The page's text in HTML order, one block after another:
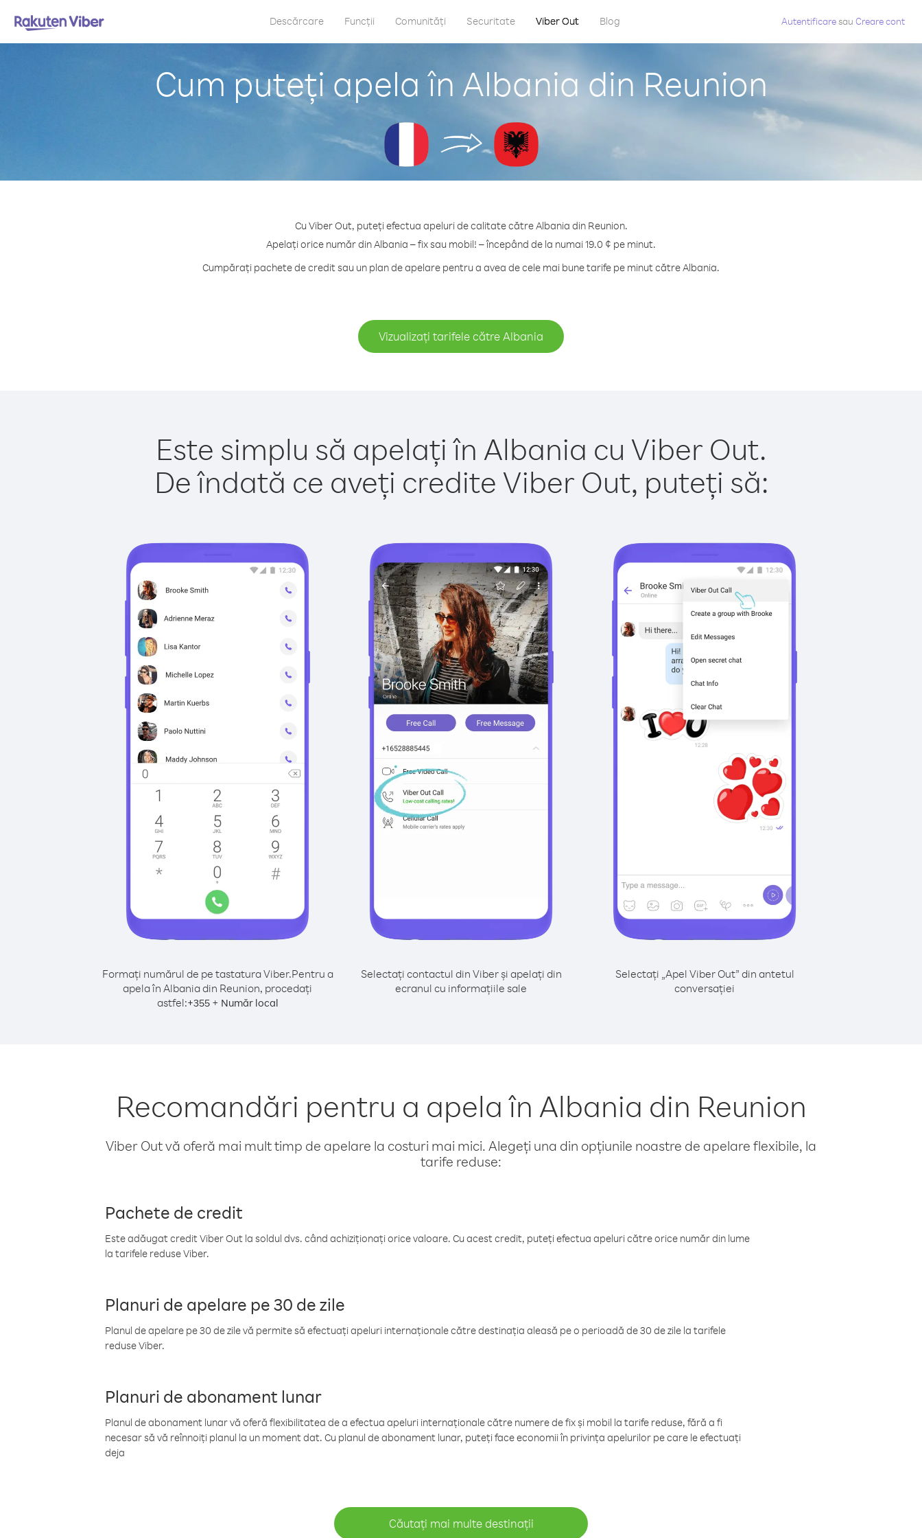
Descărcare Funcții Comunități Securitate Viber Out Blog Autentificaresau Creare cont
Cum puteți apela în Albania din Reunion
Cu Viber Out, puteți efectua apeluri de calitate către Albania din Reunion.
Apelați orice număr din Albania – fix sau mobil! – începând de la numai 19.0 ¢ pe minut.
Cumpărați pachete de credit sau un plan de apelare pentru a avea de cele mai bune tarife pe minut către Albania.
Vizualizați tarifele către Albania
Este simplu să apelați în Albania cu Viber Out.
De îndată ce aveți credite Viber Out, puteți să:
Formați numărul de pe tastatura Viber.Pentru a
apela în Albania din Reunion, procedați
astfel:+355+ Număr local
Selectați contactul din Viber și apelați din
ecranul cu informațiile sale
Selectați „Apel Viber Out” din antetul
conversației
Recomandări pentru a apela în Albania din Reunion
Viber Out vă oferă mai mult timp de apelare la costuri mai mici. Alegeți una din opțiunile noastre de apelare flexibile, la
tarife reduse:
Pachete de credit
Este adăugat credit Viber Out la soldul dvs. când achiziționați orice valoare. Cu acest credit, puteți efectua apeluri către orice număr din lume
la tarifele reduse Viber.
Planuri de apelare pe 30 de zile
Planul de apelare pe 30 de zile vă permite să efectuați apeluri internaționale către destinația aleasă pe o perioadă de 30 de zile la tarifele
reduse Viber.
Planuri de abonament lunar
Planul de abonament lunar vă oferă flexibilitatea de a efectua apeluri internaționale către numere de fix și mobil la tarife reduse, fără a fi
necesar să vă reînnoiți planul la un moment dat. Cu planul de abonament lunar, puteți face economii în privința apelurilor pe care le efectuați
deja
Căutați mai multe destinații